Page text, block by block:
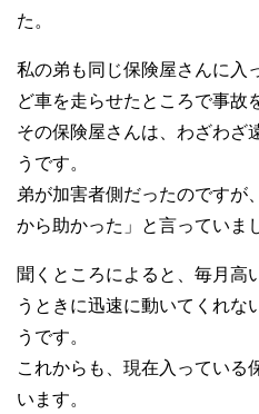
た。
私の弟も同じ保険屋さんに入
ど車を走らせたところで事故
その保険屋さんは、わざわざ
うです。
弟が加害者側だったのですが
から助かった」と言っていま
聞くところによると、毎月高
うときに迅速に動いてくれな
うです。
これからも、現在入っている
います。